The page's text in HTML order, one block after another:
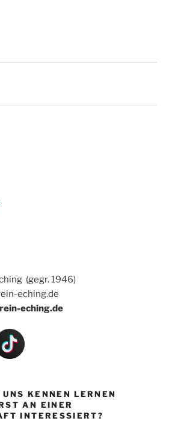
(gegr. 1946)
eching.de
eching.de
KENNEN LERNEN
AN EINER
INTERESSIERT?